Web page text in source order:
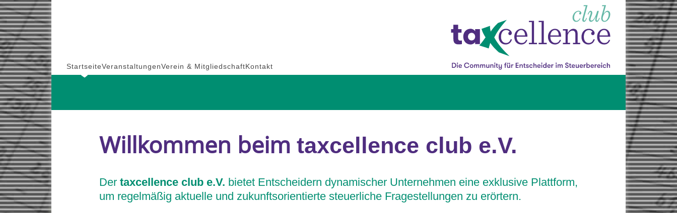
Skip
to
content
StartseiteVeranstaltungenVerein & MitgliedschaftKontakt
Willkommen beim taxcellence club e.V.
Der taxcellence club e.V. bietet Entscheidern dynamischer Unternehmen eine exklusive Plattform,
um regelmäßig aktuelle und zukunftsorientierte steuerliche Fragestellungen zu erörtern.